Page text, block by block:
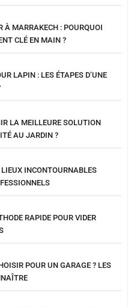
À MARRAKECH : POURQUOI
CLÉ EN MAIN ?
LAPIN : LES ÉTAPES D’UNE
LA MEILLEURE SOLUTION
AU JARDIN ?
INCONTOURNABLES
RAPIDE POUR VIDER
POUR UN GARAGE ? LES